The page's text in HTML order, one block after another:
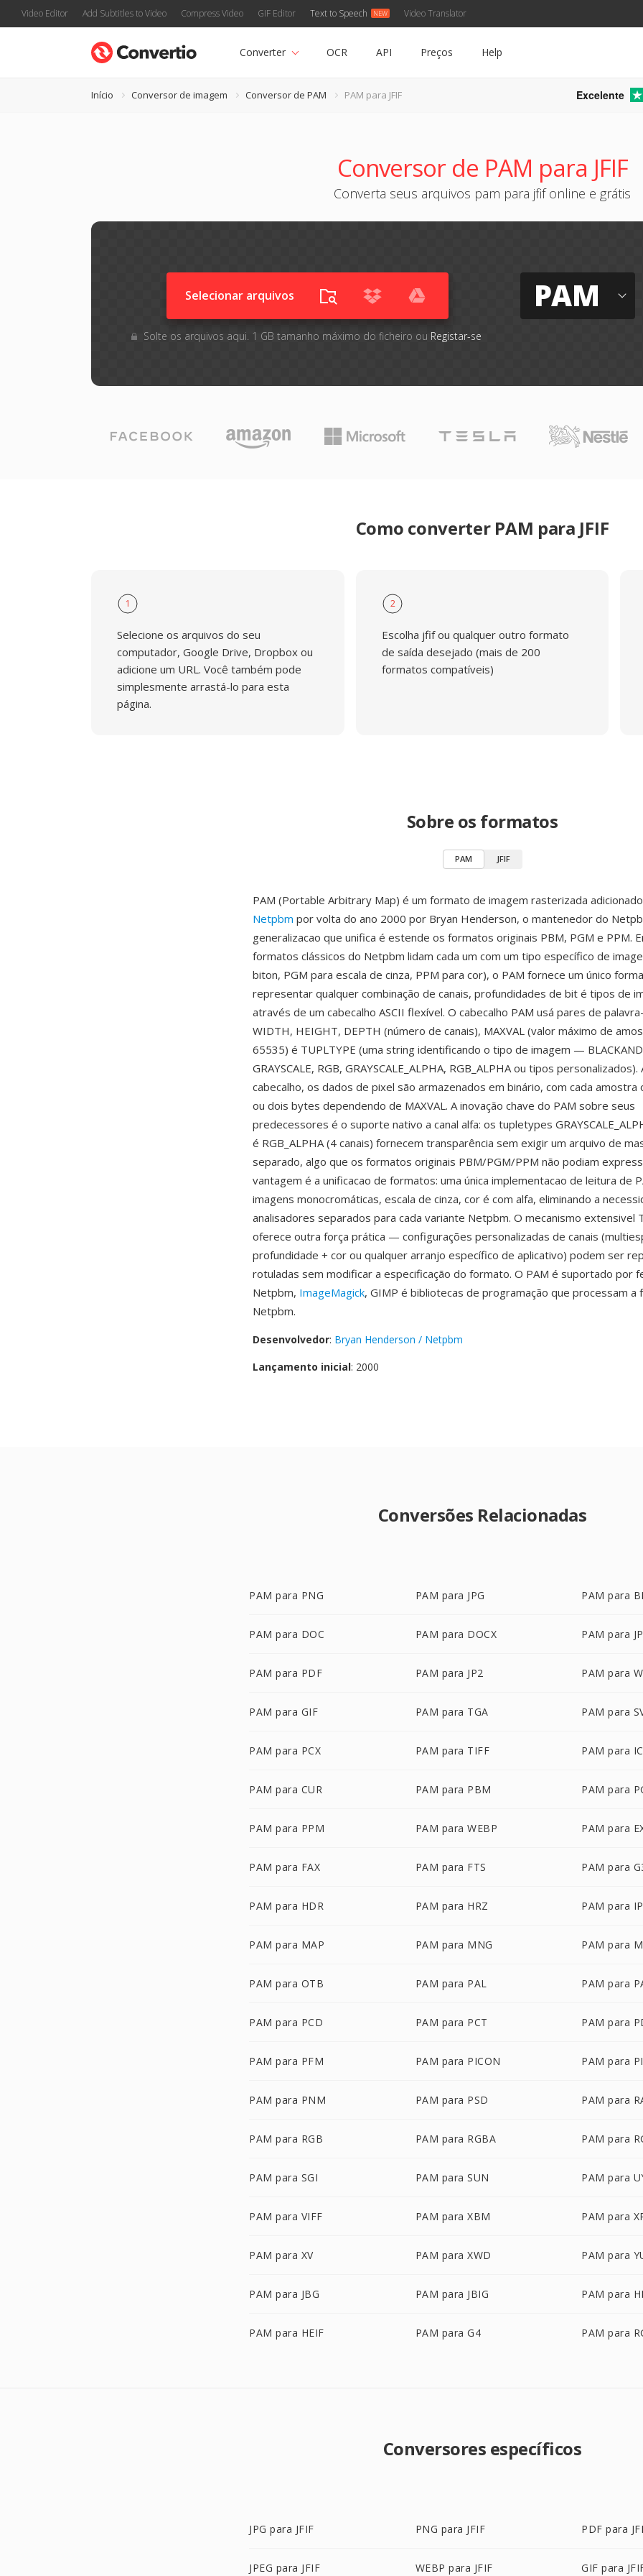
Video Editor Add Subtitles to Video Compress Video GIF Editor Text to Speech Video Translator
Converter OCR API Preços Help
Início Conversor de imagem Conversor de PAM PAM para JFIF Excelente
Conversor de PAM para JFIF
Converta seus arquivos pam para jfif online e grátis
Selecionar arquivos
Solte os arquivos aqui. 1 GB tamanho máximo do ficheiro ou Registar-se
PAM
Como converter PAM para JFIF
1
Selecione os arquivos do seu
computador, Google Drive, Dropbox ou
adicione um URL. Você também pode
simplesmente arrastá-lo para esta
página.
2
Escolha jfif ou qualquer outro formato
de saída desejado (mais de 200
formatos compatíveis)
Sobre os formatos
PAM JFIF
PAM (Portable Arbitrary Map) é um formato de imagem rasterizada
Netpbm por volta do ano 2000 por Bryan Henderson, o mantenedor do
generalizacao que unifica é estende os formatos originais PBM, PGM e PPM.
formatos clássicos do Netpbm lidam cada um com um tipo específico de
biton, PGM para escala de cinza, PPM para cor), o PAM fornece um único
representar qualquer combinação de canais, profundidades de bit é tipos de
através de um cabecalho ASCII flexível. O cabecalho PAM usá pares de
WIDTH, HEIGHT, DEPTH (número de canais), MAXVAL (valor máximo de
65535) é TUPLTYPE (uma string identificando o tipo de imagem —
GRAYSCALE, RGB, GRAYSCALE_ALPHA, RGB_ALPHA ou tipos personalizados).
cabecalho, os dados de pixel são armazenados em binário, com cada amostra
ou dois bytes dependendo de MAXVAL. A inovação chave do PAM sobre seus
predecessores é o suporte nativo a canal alfa: os tupletypes
é RGB_ALPHA (4 canais) fornecem transparência sem exigir um arquivo de
separado, algo que os formatos originais PBM/PGM/PPM não podiam
vantagem é a unificacao de formatos: uma única implementacao de leitura de
imagens monocromáticas, escala de cinza, cor é com alfa, eliminando a
analisadores separados para cada variante Netpbm. O mecanismo extensivel
oferece outra força prática — configurações personalizadas de canais
profundidade + cor ou qualquer arranjo específico de aplicativo) podem ser
rotuladas sem modificar a especificação do formato. O PAM é suportado por
Netpbm, ImageMagick, GIMP é bibliotecas de programação que processam a
Netpbm.
Desenvolvedor: Bryan Henderson / Netpbm
Lançamento inicial: 2000
Conversões Relacionadas
PAM para PNG PAM para JPG PAM para
PAM para DOC PAM para DOCX PAM para
PAM para PDF PAM para JP2 PAM para
PAM para GIF PAM para TGA PAM para
PAM para PCX PAM para TIFF PAM para
PAM para CUR PAM para PBM PAM para
PAM para PPM PAM para WEBP PAM para
PAM para FAX PAM para FTS PAM para
PAM para HDR PAM para HRZ PAM para
PAM para MAP PAM para MNG PAM para
PAM para OTB PAM para PAL PAM para
PAM para PCD PAM para PCT PAM para
PAM para PFM PAM para PICON PAM para
PAM para PNM PAM para PSD PAM para
PAM para RGB PAM para RGBA PAM para
PAM para SGI PAM para SUN PAM para
PAM para VIFF PAM para XBM PAM para
PAM para XV PAM para XWD PAM para
PAM para JBG PAM para JBIG PAM para
PAM para HEIF PAM para G4 PAM para
Conversores específicos
JPG para JFIF PNG para JFIF PDF para
JPEG para JFIF WEBP para JFIF GIF para